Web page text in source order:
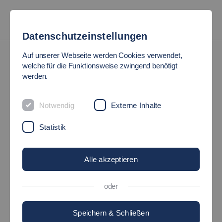
Datenschutzeinstellungen
Auf unserer Webseite werden Cookies verwendet,
welche für die Funktionsweise zwingend benötigt
werden.
Notwendig Externe Inhalte
Statistik
Alle akzeptieren
oder
Speichern & Schließen